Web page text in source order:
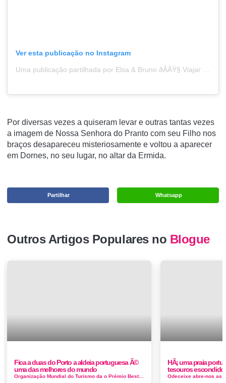
Ver esta publicação no Instagram
Uma publicação partilhada por Elsa & Bruno ðÂÂŸ§­ Viajar Portugal (@para_o_infinito_e_mais_alem)
Por diversas vezes a quiseram levar e outras tantas vezes
a imagem de Nossa Senhora do Pranto com seu Filho nos
braços desapareceu misteriosamente e voltou a aparecer
em Dornes, no seu lugar, no altar da Ermida.
Whatsapp
Partilhar
Outros Artigos Populares no Blogue
Fica a duas do Porto a aldeia portuguesa Ã©
uma das melhores do mundo
Organização Mundial do Turismo da o Prémio Best Tourism Village nesta primeira edição foram recebidas mais de 170 c...
HÃ¡ uma praia
tesouros